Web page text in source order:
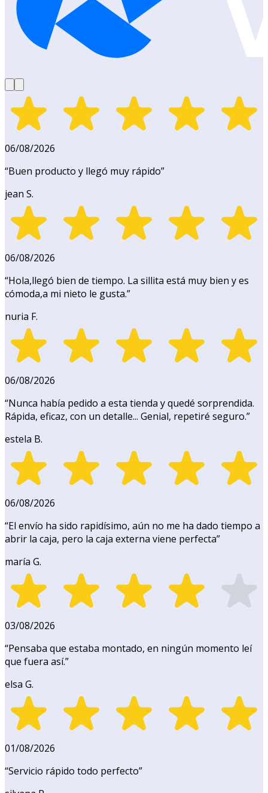
06/08/2026
“Buen producto y llegó muy rápido”
jean S.
06/08/2026
“Hola,llegó bien de tiempo. La sillita está muy bien y es
cómoda,a mi nieto le gusta.”
nuria F.
06/08/2026
“Nunca había pedido a esta tienda y quedé sorprendida.
Rápida, eficaz, con un detalle... Genial, repetiré seguro.”
estela B.
06/08/2026
“El envío ha sido rapidísimo, aún no me ha dado tiempo a
abrir la caja, pero la caja externa viene perfecta”
maría G.
03/08/2026
“Pensaba que estaba montado, en ningún momento leí
que fuera así.”
elsa G.
01/08/2026
“Servicio rápido todo perfecto”